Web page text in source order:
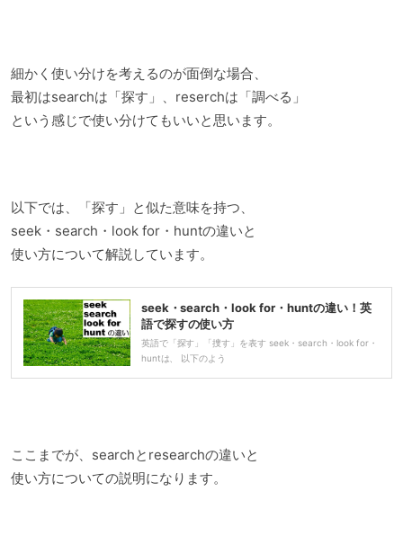
細かく使い分けを考えるのが面倒な場合、
最初はsearchは「探す」、reserchは「調べる」
という感じで使い分けてもいいと思います。
以下では、「探す」と似た意味を持つ、
seek・search・look for・huntの違いと
使い方について解説しています。
seek・search・look for・huntの違い！英
語で探すの使い方
英語で「探す」「捜す」を表す seek・search・look for・
huntは、 以下のよう
ここまでが、searchとresearchの違いと
使い方についての説明になります。